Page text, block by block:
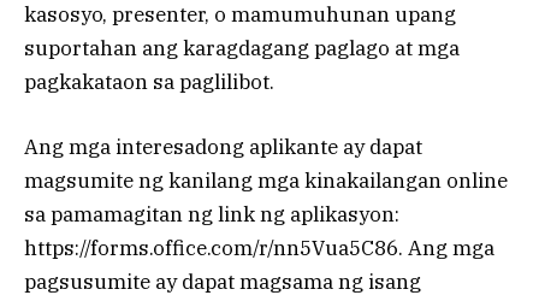
kasosyo, presenter, o mamumuhunan upang
suportahan ang karagdagang paglago at mga
pagkakataon sa paglilibot.
Ang mga interesadong aplikante ay dapat
magsumite ng kanilang mga kinakailangan online
sa pamamagitan ng link ng aplikasyon:
https://forms.office.com/r/nn5Vua5C86. Ang mga
pagsusumite ay dapat magsama ng isang